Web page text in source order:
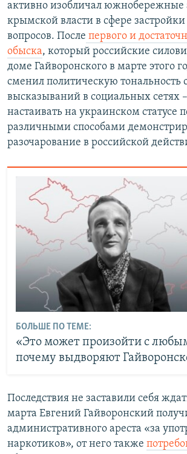
активно изобличал южнобережные
крымской власти в сфере
вопросов. После первого и
обыска, который российские
доме Гайворонского в марте этого
сменил политическую тональность
высказываний в социальных сетях
настаивать на украинском статусе
различными способами
разочарование в российской
БОЛЬШЕ ПО ТЕМЕ:
«Это может произойти с
почему выдворяют
Последствия не заставили себя
марта Евгений Гайворонский
административного ареста «за
наркотиков», от него также